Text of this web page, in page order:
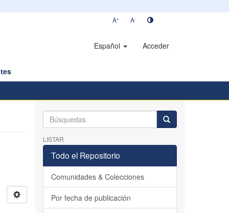
A+ A-
Español Acceder
LISTAR
Todo el Repositorio
Comunidades & Colecciones
Por fecha de publicación